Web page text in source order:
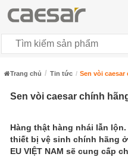
Trang chủ Tin tức Sen vòi caesar
Sen vòi caesar chính
Hàng thật hàng nhái lẫn
thiết bị vệ sinh chính hãng
EU VIỆT NAM sẽ cung cấp